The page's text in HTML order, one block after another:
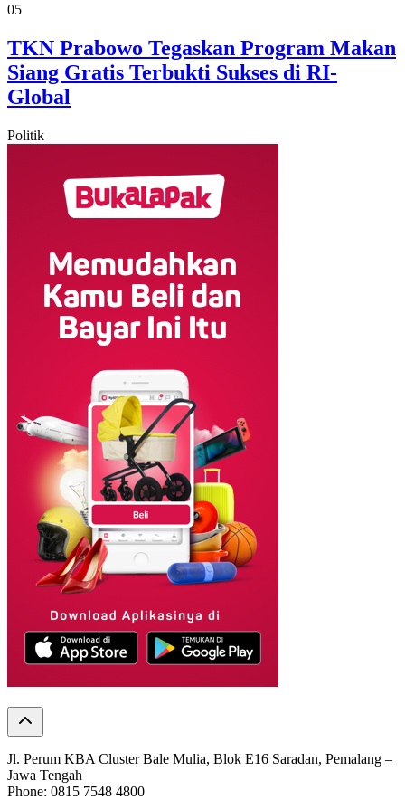
05
TKN Prabowo Tegaskan Program Makan
Siang Gratis Terbukti Sukses di RI-
Global
Politik
Jl. Perum KBA Cluster Bale Mulia, Blok E16 Saradan, Pemalang –
Jawa Tengah
Phone: 0815 7548 4800